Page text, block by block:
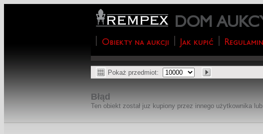
DOM
Obiekty na aukcji Jak kupić
Pokaż przedmiot:
Błąd
Ten obiekt został juz kupiony przez innego użytkownika